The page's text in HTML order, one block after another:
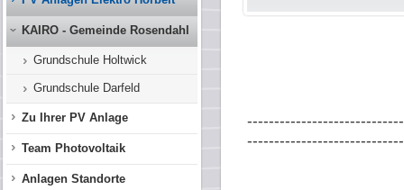
KAIRO - Gemeinde Rosendahl
Grundschule Holtwick
Grundschule Darfeld
Zu Ihrer PV Anlage
Team Photovoltaik
Anlagen Standorte